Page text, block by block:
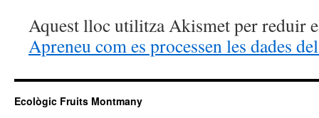
Aquest lloc utilitza Akismet per reduir
Apreneu com es processen les dades
Ecològic Fruits Montmany